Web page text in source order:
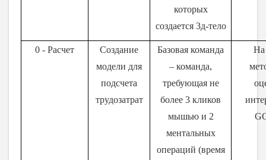
которых
создается 3д-тело
0 - Расчет
Создание
модели для
подсчета
трудозатрат
Базовая команда
– команда,
требующая не
более 3 кликов
мышью и 2
ментальных
операций (время
На